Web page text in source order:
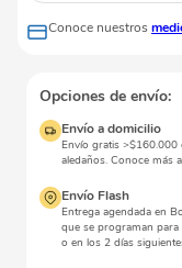
Conoce nuestros
Opciones de envío:
Envío a domicilio
Envío gratis >$160.000
aledaños. Conoce más
Envío Flash
Entrega agendada en
que se programan para
o en los 2 días